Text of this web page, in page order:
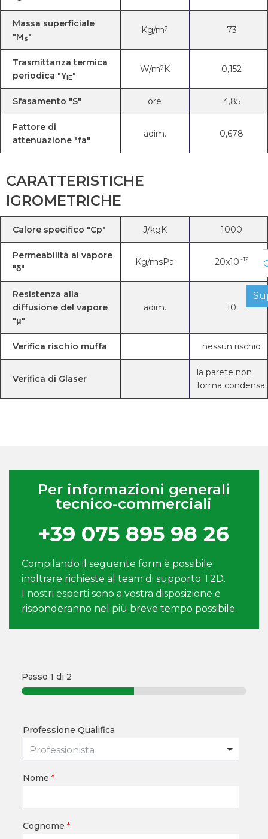
Massa superficiale
"Ms"
Kg/m2 73
Trasmittanza termica
periodica "Y IE"
W/m2K 0,152
Sfasamento "S" ore 4,85
Fattore di
attenuazione "fa"
adim. 0,678
CARATTERISTICHE
IGROMETRICHE
Calore specifico "Cp" J/kgK 1000
Permeabilità al vapore
"δ"
Kg/msPa 20x10 -12
Resistenza alla
diffusione del vapore
"μ"
adim. 10
Verifica rischio muffa nessun rischio
Verifica di Glaser
la parete non
forma condensa
Per informazioni generali
tecnico-commerciali
+39 075 895 98 26
Compilando il seguente form è possibile
inoltrare richieste al team di supporto T2D.
I nostri esperti sono a vostra disposizione e
risponderanno nel più breve tempo possibile.
Passo 1 di 2
Professione Qualifica
Professionista
Nome *
Cognome *